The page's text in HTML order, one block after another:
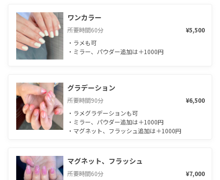
ワンカラー
所要時間60分
¥5,500
・ラメも可
・ミラー、パウダー追加は＋1000円
グラデーション
所要時間90分
¥6,500
・ラメグラデーションも可
・ミラー、パウダー追加は＋1000円
・マグネット、フラッシュ追加は＋1000円
マグネット、フラッシュ
所要時間60分 ¥7,000